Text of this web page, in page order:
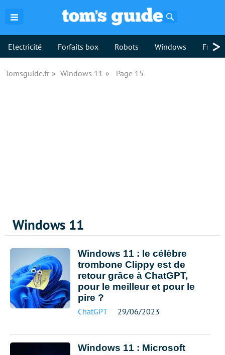
Electricité Forfaits box Robots Windows >
Tomsguide.fr Windows 11 Page 15
Windows 11
Windows 11 : le célèbre
trombone Clippy est de
retour grâce à ChatGPT,
pour le meilleur et pour le
pire ?
ChatGPT 29/06/2023
Windows 11 : Microsoft